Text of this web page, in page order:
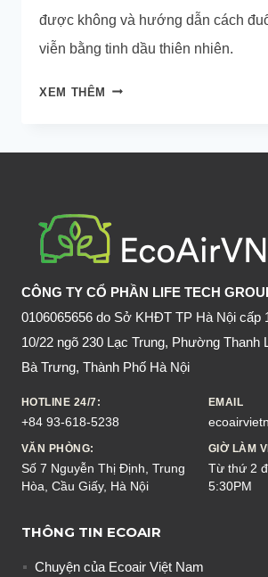
được không và hướng dẫn cách
viễn bằng tinh dầu thiên nhiên.
XEM THÊM DẦU
ĐUỔI
QUẢ
KHÔNG?
CÔNG TY CỔ PHẦN LIFE TECH
0106065656 do Sở KHĐT TP Hà Nội cấp
10/22 ngõ 230 Lạc Trung, Phường Thanh
Bà Trưng, Thành Phố Hà Nội
HOTLINE 24/7:
+84 93-618-5238
EMAIL
VĂN PHÒNG:
Số 7 Nguyễn Thị Định, Trung
Hòa, Cầu Giấy, Hà Nội
GIỜ LÀM
Từ thứ 2
5:30PM
THÔNG TIN ECOAIR
Chuyện của Ecoair Việt Nam